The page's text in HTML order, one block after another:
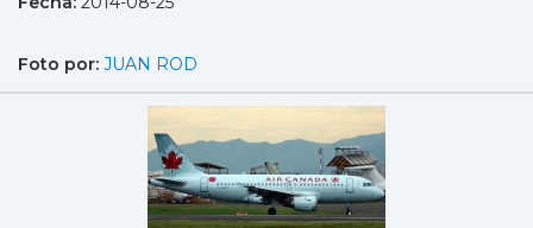
Foto por: JUAN ROD